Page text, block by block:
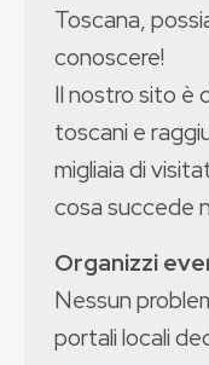
Toscana,
conoscere!
Il nostro sito è
toscani e
migliaia di
cosa succede
Organizzi
Nessun
portali locali